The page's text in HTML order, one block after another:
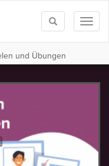
Toggle
search
und Übungen